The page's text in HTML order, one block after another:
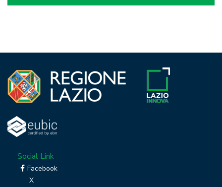
Social Link
Facebook
X